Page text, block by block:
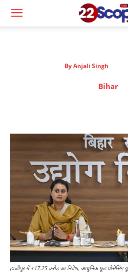
By Anjali Singh
Bihar
हाजीपुर में ₹17.25 करोड़ का निवेश, आधुनिक फूड प्रोसेसिंग